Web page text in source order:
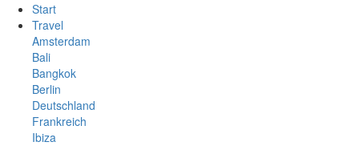
Start
Travel
Amsterdam
Bali
Bangkok
Berlin
Deutschland
Frankreich
Ibiza